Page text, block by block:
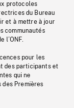
protocoles
du Bureau
et à mettre à jour
communautés
l’ONF.
pour les
des participants et
qui ne
des Premières